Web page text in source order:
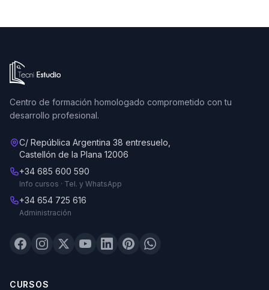
Ir a la página de inicio de Tecni Estudio
Centro de formación homologado comprometido con tu
desarrollo profesional.
C/ República Argentina 38 entresuelo,
Castellón de la Plana 12006
+34 685 600 590
Info cursos · Tel. y WhatsApp
+34 654 725 616
Administración
CURSOS